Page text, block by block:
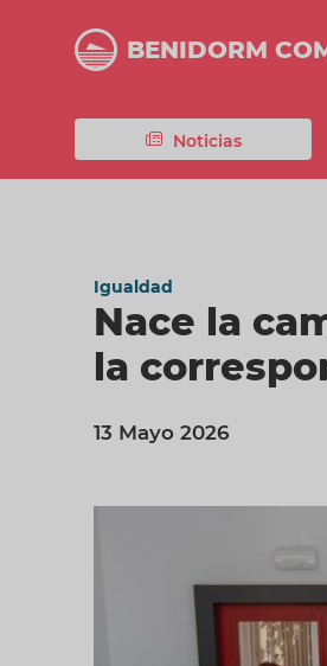
contenido
BENIDORM
Noticias
Igualdad
Nace la
la
13 Mayo 2026